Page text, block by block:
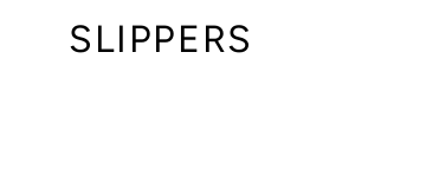
SLIPPERS